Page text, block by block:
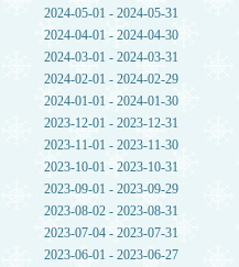
2024-05-01 - 2024-05-31
2024-04-01 - 2024-04-30
2024-03-01 - 2024-03-31
2024-02-01 - 2024-02-29
2024-01-01 - 2024-01-30
2023-12-01 - 2023-12-31
2023-11-01 - 2023-11-30
2023-10-01 - 2023-10-31
2023-09-01 - 2023-09-29
2023-08-02 - 2023-08-31
2023-07-04 - 2023-07-31
2023-06-01 - 2023-06-27